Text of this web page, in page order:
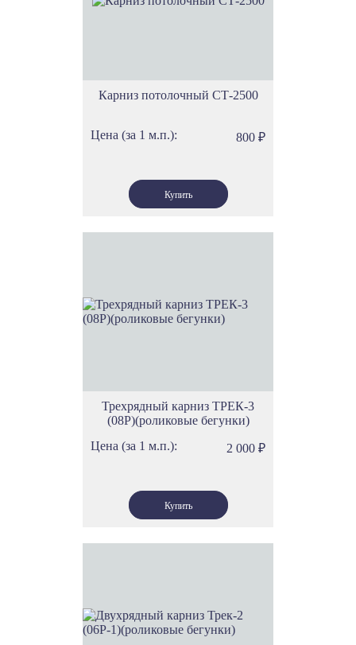
Карниз потолочный СТ-2500
Цена (за 1 м.п.): 800 ₽
Трехрядный карниз ТРЕК-3
(08Р)(роликовые бегунки)
Цена (за 1 м.п.):
2 000 ₽